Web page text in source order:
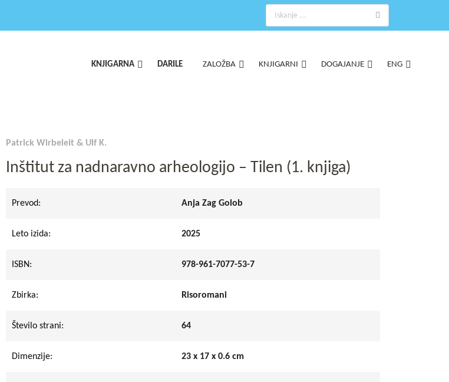
KNJIGARNA DARILE ZALOŽBA KNJIGARNI DOGAJANJE ENG
Patrick Wirbeleit & Ulf K.
Inštitut za nadnaravno arheologijo – Tilen (1. knjiga)
Prevod: Anja Zag Golob
Leto izida: 2025
ISBN: 978-961-7077-53-7
Zbirka: Risoromani
Število strani: 64
Dimenzije: 23 x 17 x 0.6 cm